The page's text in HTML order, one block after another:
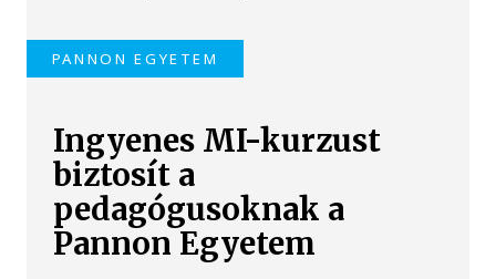
PANNON EGYETEM
Ingyenes MI-kurzust
biztosít a
pedagógusoknak a
Pannon Egyetem